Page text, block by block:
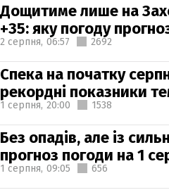
Дощитиме лише на
+35: яку погоду
2 серпня, 06:57 2692
Спека на початку
рекордні показники
1 серпня, 20:00 1538
Без опадів, але із
прогноз погоди на 1
1 серпня, 09:05 656